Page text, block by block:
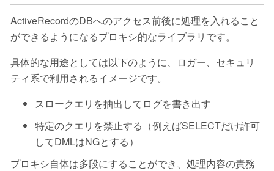
ActiveRecordのDBへのアクセス前後に処理を入れること
ができるようになるプロキシ的なライブラリです。
具体的な用途としては以下のように、ロガー、セキュリ
ティ系で利用されるイメージです。
スロークエリを抽出してログを書き出す
特定のクエリを禁止する（例えばSELECTだけ許可
してDMLはNGとする）
プロキシ自体は多段にすることができ、処理内容の責務